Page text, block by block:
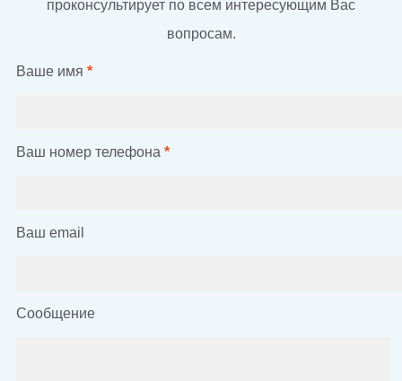
проконсультирует по всем интересующим Вас
вопросам.
Ваше имя *
Ваш номер телефона *
Ваш email
Сообщение